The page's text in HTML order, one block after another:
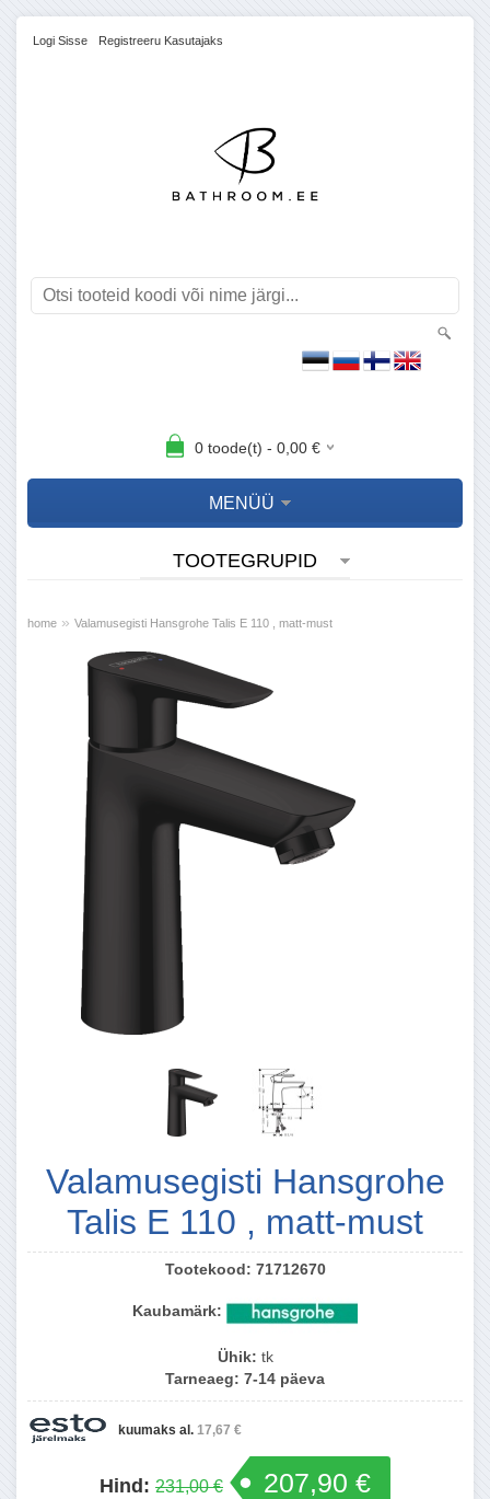
Logi Sisse Registreeru Kasutajaks
0toode(t) - 0,00€
MENÜÜ
TOOTEGRUPID
home » Valamusegisti Hansgrohe Talis E 110 , matt-must
Valamusegisti Hansgrohe
Talis E 110 , matt-must
Tootekood: 71712670
Kaubamärk:
Ühik: tk
Tarneaeg: 7-14 päeva
kuumaks al. 17,67 €
Hind: 231,00 € 207,90 €